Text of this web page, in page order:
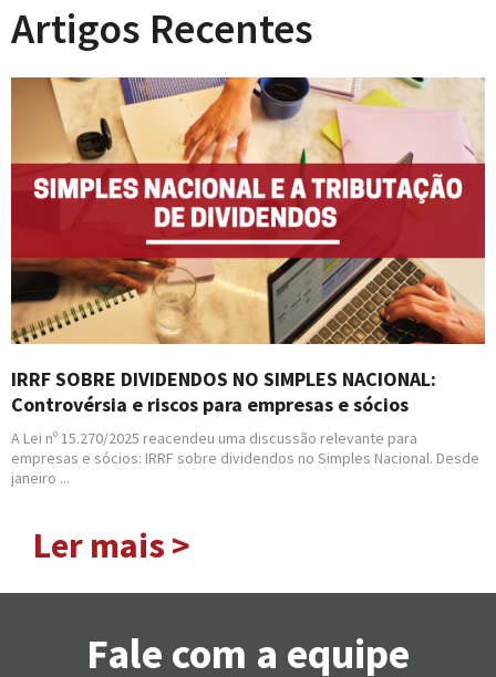
Artigos Recentes
IRRF SOBRE DIVIDENDOS NO SIMPLES NACIONAL:
Controvérsia e riscos para empresas e sócios
A Lei nº 15.270/2025 reacendeu uma discussão relevante para
empresas e sócios: IRRF sobre dividendos no Simples Nacional. Desde
janeiro ...
Ler mais >
Fale com a equipe